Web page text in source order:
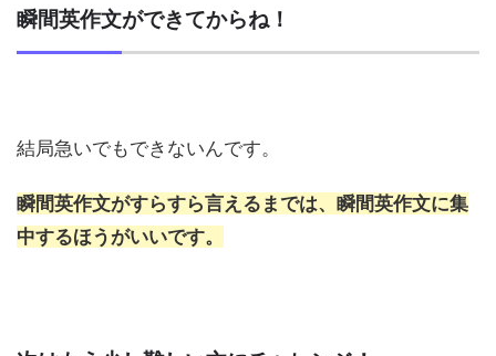
瞬間英作文ができてからね！
結局急いでもできないんです。
瞬間英作文がすらすら言えるまでは、瞬間英作文に集
中するほうがいいです。